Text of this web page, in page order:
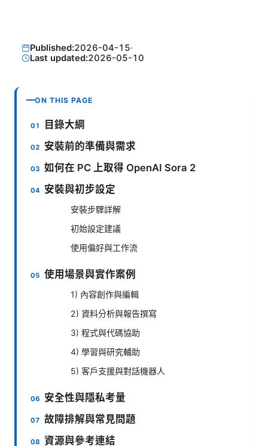
Published:2026-04-15·
Last updated:2026-05-10
ON THIS PAGE
目錄大綱
安裝前的準備與需求
如何在 PC 上取得 OpenAI Sora 2
安裝與初步設定
安裝步驟詳解
初始設定建議
使用偏好與工作流
使用場景與實作案例
1) 內容創作與編輯
2) 資料分析與報告撰寫
3) 程式與代碼協助
4) 學習與研究輔助
5) 客戶支援與對話機器人
安全性與隱私考量
故障排解與常見問題
資源與參考連結